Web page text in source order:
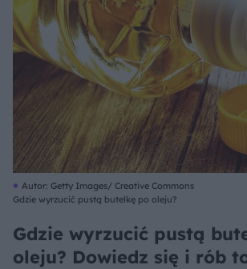
Autor: Getty Images/ Creative Commons
Gdzie wyrzucić pustą butelkę po oleju?
Gdzie wyrzucić pustą
oleju? Dowiedz się i rób